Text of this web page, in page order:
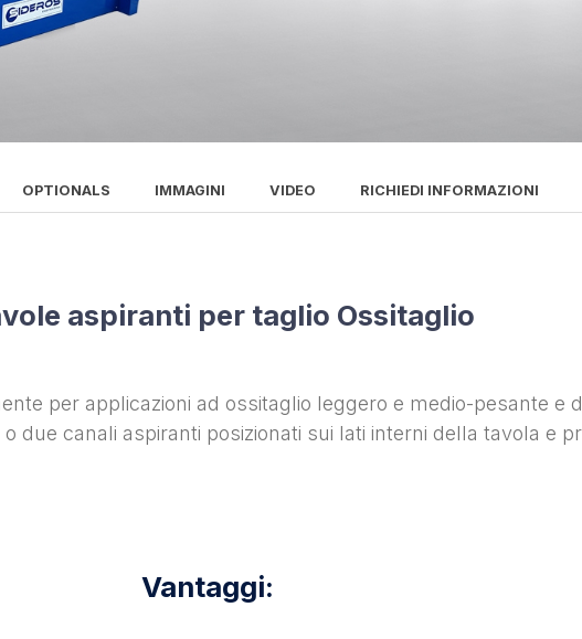
OPTIONALS IMMAGINI VIDEO RICHIEDI INFORMAZIONI
aspiranti per taglio Ossitaglio
per applicazioni ad ossitaglio leggero e medio-pesante e
due canali aspiranti posizionati sui lati interni della tavola e
Vantaggi: